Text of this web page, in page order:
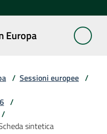
Europa
/ Sessioni europee /
/
/
sintetica